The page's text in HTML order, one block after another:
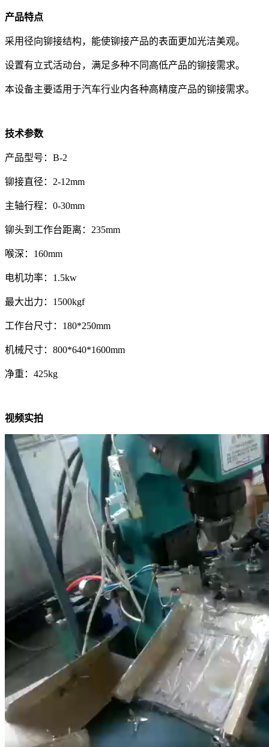
产品特点
采用径向铆接结构，能使铆接产品的表面更加光洁美观。
设置有立式活动台，满足多种不同高低产品的铆接需求。
本设备主要适用于汽车行业内各种高精度产品的铆接需求。
技术参数
产品型号：B-2
铆接直径：2-12mm
主轴行程：0-30mm
铆头到工作台距离：235mm
喉深：160mm
电机功率：1.5kw
最大出力：1500kgf
工作台尺寸：180*250mm
机械尺寸：800*640*1600mm
净重：425kg
视频实拍